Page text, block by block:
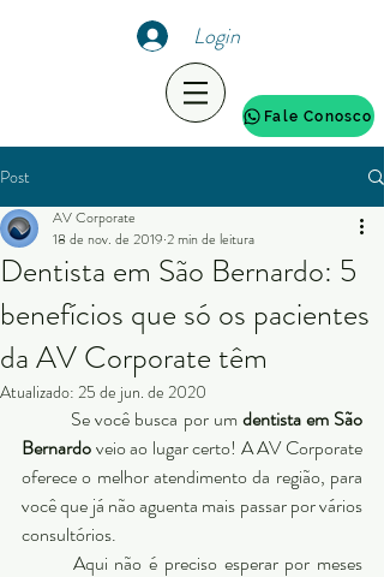
Login
Fale Conosco
Post
Dentista em São Bernardo: 5
benefícios que só os pacientes
da AV Corporate têm
AV Corporate
18 de nov. de 2019 2 min de leitura
Atualizado: 25 de jun. de 2020
	Se você busca por um
dentista em São
Bernardo veio ao lugar certo! A AV Corporate
oferece o melhor atendimento da região, para
você que já não aguenta mais passar por vários
consultórios.